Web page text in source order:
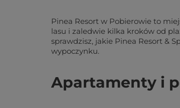
Pinea Resort w Pobierowie to
lasu i zaledwie kilka kroków od
sprawdzisz, jakie Pinea Resort &
wypoczynku.
Apartamenty i